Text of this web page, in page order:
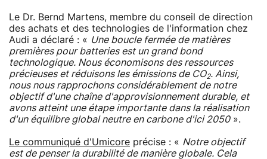
Le Dr. Bernd Martens, membre du conseil de direction
des achats et des technologies de l'information chez
Audi a déclaré : « Une boucle fermée de matières
premières pour batteries est un grand bond
technologique. Nous économisons des ressources
précieuses et réduisons les émissions de CO2. Ainsi,
nous nous rapprochons considérablement de notre
objectif d'une chaîne d'approvisionnement durable, et
avons atteint une étape importante dans la réalisation
d'un équilibre global neutre en carbone d'ici 2050».
Le communiqué d'Umicore précise : « Notre objectif
est de penser la durabilité de manière globale. Cela